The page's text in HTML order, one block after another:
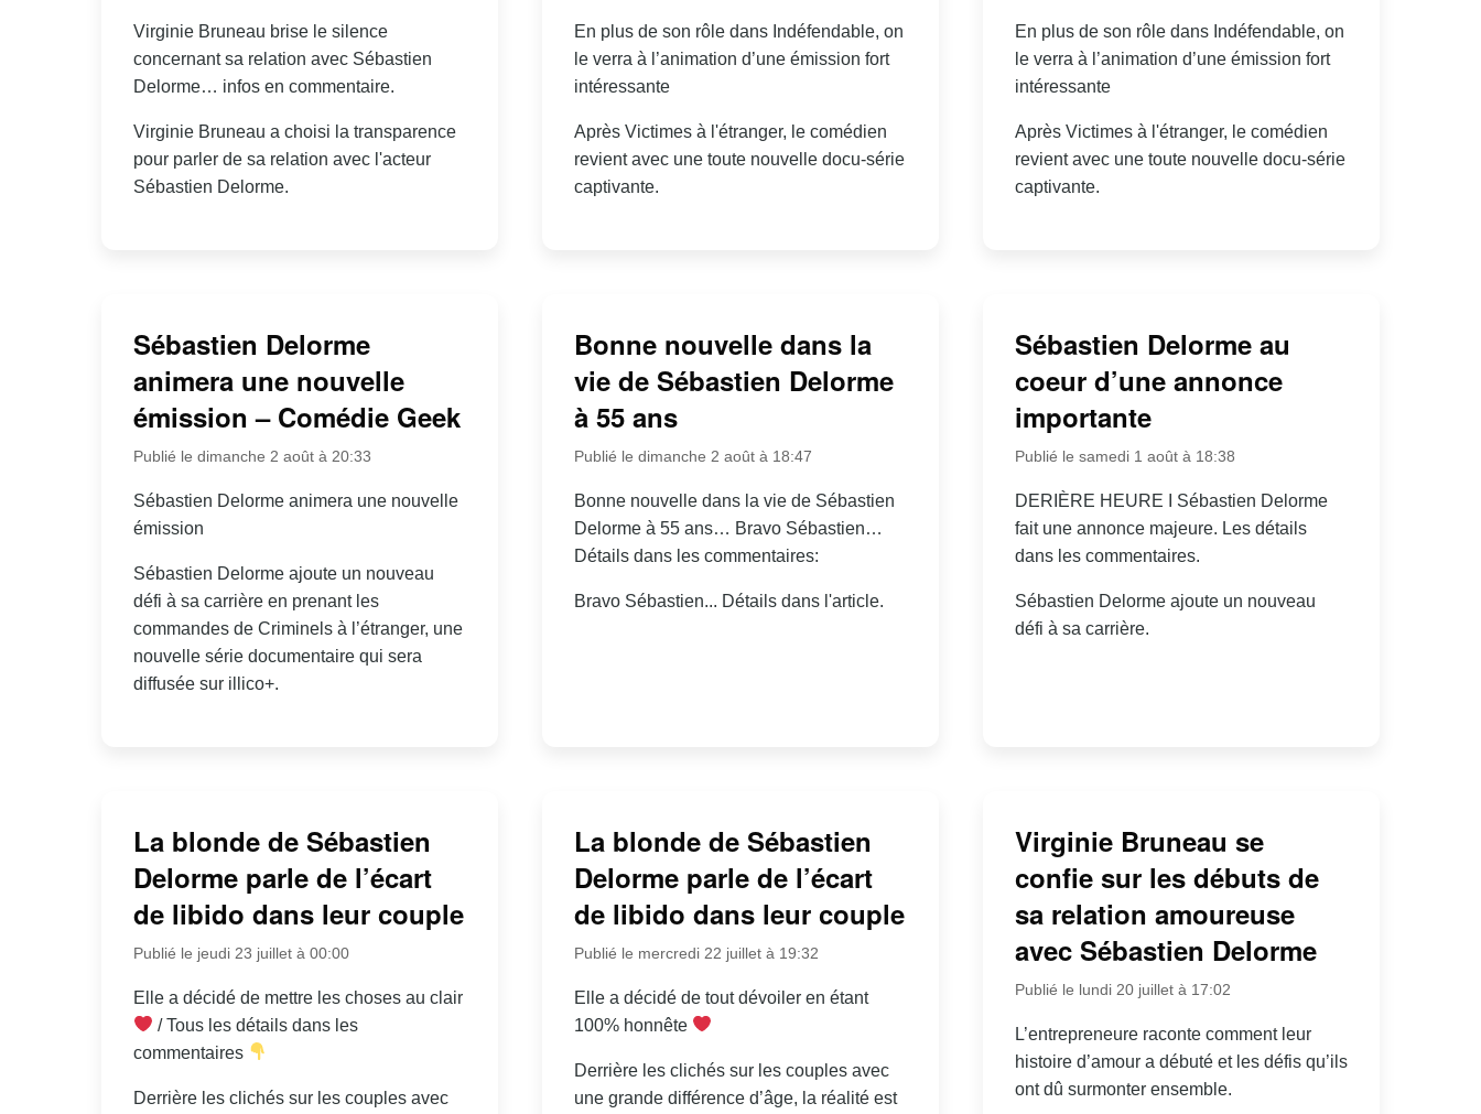
Virginie Bruneau brise le silence
concernant sa relation avec Sébastien
Delorme… infos en commentaire.
Virginie Bruneau a choisi la transparence
pour parler de sa relation avec l'acteur
Sébastien Delorme.
En plus de son rôle dans Indéfendable, on
le verra à l’animation d’une émission fort
intéressante
Après Victimes à l'étranger, le comédien
revient avec une toute nouvelle docu-série
captivante.
En plus de son rôle dans Indéfendable, on
le verra à l’animation d’une émission fort
intéressante
Après Victimes à l'étranger, le comédien
revient avec une toute nouvelle docu-série
captivante.
Sébastien Delorme
animera une nouvelle
émission – Comédie Geek
Publié le dimanche 2 août à 20:33
Sébastien Delorme animera une nouvelle
émission
Sébastien Delorme ajoute un nouveau
défi à sa carrière en prenant les
commandes de Criminels à l’étranger, une
nouvelle série documentaire qui sera
diffusée sur illico+.
Bonne nouvelle dans la
vie de Sébastien Delorme
à 55 ans
Publié le dimanche 2 août à 18:47
Bonne nouvelle dans la vie de Sébastien
Delorme à 55 ans… Bravo Sébastien…
Détails dans les commentaires:
Bravo Sébastien... Détails dans l'article.
Sébastien Delorme au
coeur d’une annonce
importante
Publié le samedi 1 août à 18:38
DERIÈRE HEURE I Sébastien Delorme
fait une annonce majeure. Les détails
dans les commentaires.
Sébastien Delorme ajoute un nouveau
défi à sa carrière.
La blonde de Sébastien
Delorme parle de l’écart
de libido dans leur couple
Publié le jeudi 23 juillet à 00:00
Elle a décidé de mettre les choses au clair
/ Tous les détails dans les
commentaires
Derrière les clichés sur les couples avec
La blonde de Sébastien
Delorme parle de l’écart
de libido dans leur couple
Publié le mercredi 22 juillet à 19:32
Elle a décidé de tout dévoiler en étant
100% honnête
Derrière les clichés sur les couples avec
une grande différence d’âge, la réalité est
Virginie Bruneau se
confie sur les débuts de
sa relation amoureuse
avec Sébastien Delorme
Publié le lundi 20 juillet à 17:02
L’entrepreneure raconte comment leur
histoire d’amour a débuté et les défis qu’ils
ont dû surmonter ensemble.